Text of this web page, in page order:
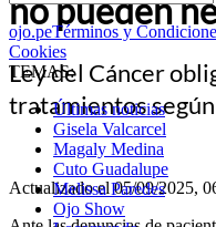
ojo.peTérminos y
Cookies
TEMAS:
Últimas noticias
Gisela Valcarcel
Magaly Medina
Cuto Guadalupe
Melissa Paredes
Ojo Show
no pueden
Ley del Cáncer
tratamientos
Actualizado el 05/09/2025,